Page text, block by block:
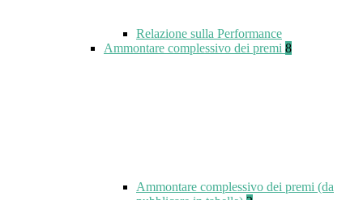
Relazione sulla Performance
Ammontare complessivo dei premi 8
Ammontare complessivo dei premi (da